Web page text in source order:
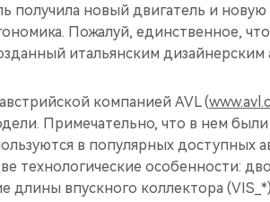
получила новый двигатель и
Пожалуй, единственное,
итальянским дизайнерским
компанией AVL (
Примечательно, что в нем
в популярных доступных
технологические особенности:
длины впускного коллектора